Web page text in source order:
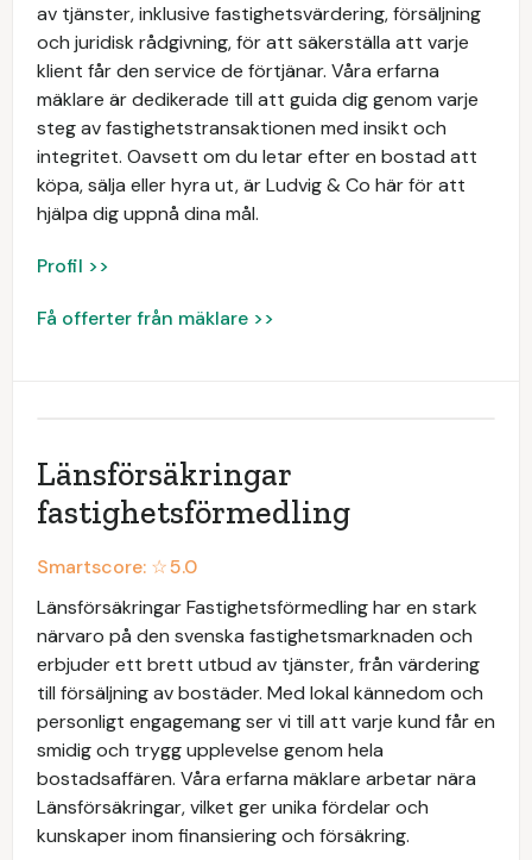
av tjänster, inklusive fastighetsvärdering, försäljning
och juridisk rådgivning, för att säkerställa att varje
klient får den service de förtjänar. Våra erfarna
mäklare är dedikerade till att guida dig genom varje
steg av fastighetstransaktionen med insikt och
integritet. Oavsett om du letar efter en bostad att
köpa, sälja eller hyra ut, är Ludvig & Co här för att
hjälpa dig uppnå dina mål.
Profil >>
Få offerter från mäklare >>
Länsförsäkringar
fastighetsförmedling
Smartscore: ☆5.0
Länsförsäkringar Fastighetsförmedling har en stark
närvaro på den svenska fastighetsmarknaden och
erbjuder ett brett utbud av tjänster, från värdering
till försäljning av bostäder. Med lokal kännedom och
personligt engagemang ser vi till att varje kund får en
smidig och trygg upplevelse genom hela
bostadsaffären. Våra erfarna mäklare arbetar nära
Länsförsäkringar, vilket ger unika fördelar och
kunskaper inom finansiering och försäkring.